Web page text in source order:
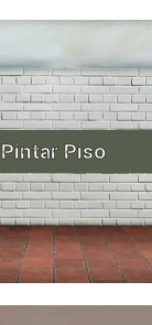
Pintar Piso